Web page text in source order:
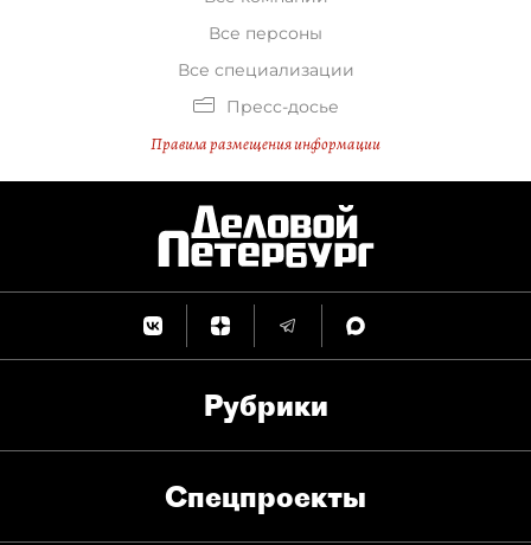
Все персоны
Все специализации
Пресс-досье
Правила размещения информации
Рубрики
Спец­проекты